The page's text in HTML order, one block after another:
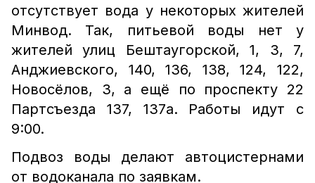
отсутствует вода у некоторых жителей
Минвод. Так, питьевой воды нет у
жителей улиц Бештаугорской, 1, 3, 7,
Анджиевского, 140, 136, 138, 124, 122,
Новосёлов, 3, а ещё по проспекту 22
Партсъезда 137, 137а. Работы идут с
9:00.
Подвоз воды делают автоцистернами
от водоканала по заявкам.